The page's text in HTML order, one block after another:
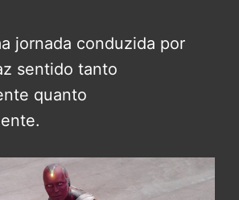
jornada conduzida por
sentido tanto
quanto